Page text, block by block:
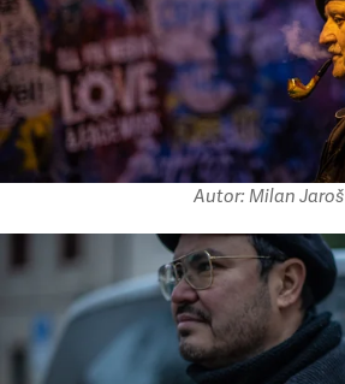
Autor: Milan Jaroš